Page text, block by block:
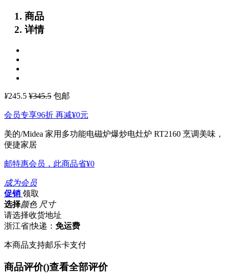
商品
详情
¥245.5 ¥345.5 包邮
会员专享96折 再减¥0元
美的/Midea 家用多功能电磁炉爆炒电灶炉 RT2160 烹调美味，
便捷家居
邮特惠会员，此商品省¥0
成为会员
促销 领取
选择颜色 尺寸
请选择收货地址
浙江省|快递： 免运费
本商品支持邮乐卡支付
商品评价()查看全部评价